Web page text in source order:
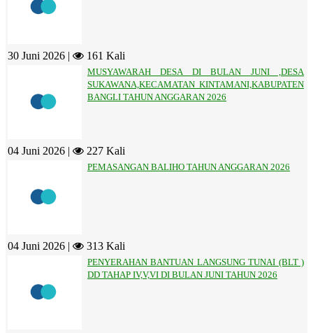
30 Juni 2026 | 161 Kali
MUSYAWARAH DESA DI BULAN JUNI ,DESA
SUKAWANA,KECAMATAN KINTAMANI,KABUPATEN
BANGLI TAHUN ANGGARAN 2026
04 Juni 2026 | 227 Kali
PEMASANGAN BALIHO TAHUN ANGGARAN 2026
04 Juni 2026 | 313 Kali
PENYERAHAN BANTUAN LANGSUNG TUNAI (BLT )
DD TAHAP IV,V,VI DI BULAN JUNI TAHUN 2026